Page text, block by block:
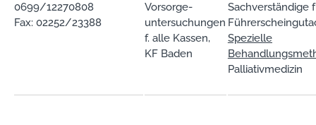
0699/12270808
Fax: 02252/23388
Vorsorge-
untersuchungen
f. alle Kassen,
KF Baden
Sachverständige
Spezielle
Palliativmedizin